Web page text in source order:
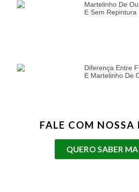
Martelinho De
E Sem Repintura
Diferença Entre
E Martelinho De
FALE COM NOSSA
QUERO SABER